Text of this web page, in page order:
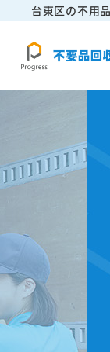
台東区の不用